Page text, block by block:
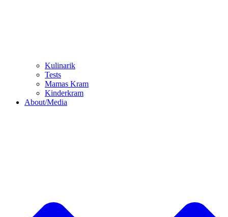
Kulinarik
Tests
Mamas Kram
Kinderkram
About/Media